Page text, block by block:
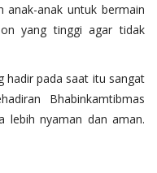
anak-anak untuk bermain
yang tinggi agar tidak
hadir pada saat itu sangat
Bhabinkamtibmas
lebih nyaman dan aman.